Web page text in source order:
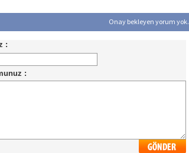
Onay bekleyen yorum yok.